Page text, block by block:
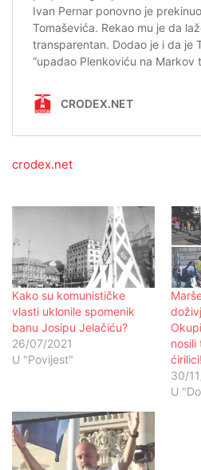
crodex.net
Kako su komunističke
vlasti uklonile spomenik
banu Josipu Jelačiću?
26/07/2021
U "Povijest"
nosili
ćirilici!
30/
U